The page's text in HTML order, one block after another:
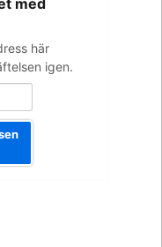
med
här
igen.